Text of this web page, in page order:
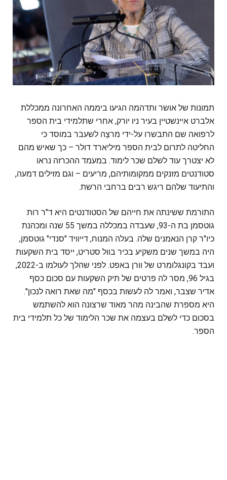
תמונות של אושר ותדהמה הגיעו ביממה האחרונה ממכללת
אלברט איינשטיין בעיר ניו יורק, אחרי שתלמידי בית הספר
לרפואה שם התבשרו על-ידי מרצָה לשעבר במוסד כי
החליטה לתרום לבית הספר מיליארד דולר – כך שאיש מהם
לא יצטרך עוד לשלם שכר לימוד. במעמד ההכרזה נראו
סטודנטים מזנקים ממקומותיהם, מריעים – וגם מזילים דמעה,
והתיעוד שלהם ריגש רבים ברחבי הרשת.
התורמת ששינתה את חייהם של הסטודנטים היא ד"ר רות
גוטסמן בת ה-93, שעבדה במכללה במשך 55 שנה ומכהנת
כיו"ר קרן הנאמנים שלה. בעלה המנוח, דייוויד "סנדי" גוטסמן,
היה במשך שנים משקיע בכיר בוול סטריט, ייסד בית השקעות
ועבד בקונגלומרט של וורן באפט. לפני שהלך לעולמו ב-2022,
בגיל 96, מסר לה פרטים של תיק השקעות עם סכום כסף
אדיר שצבר, ואמר לה לעשות בכסף "מה שאת רואה לנכון".
היא מספרת שהבינה מהר מאוד שרצונה הוא להשתמש
בסכום כדי לשלם בעצמה את שכר הלימוד של כל תלמידי בית
הספר.